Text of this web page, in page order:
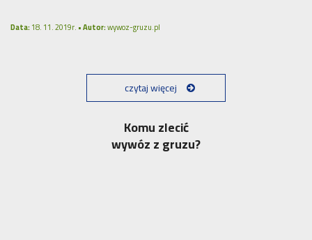
Data:18. 11. 2019r. •Autor:wywoz-gruzu.pl
czytaj więcej
Komu zlecić
wywóz z gruzu?